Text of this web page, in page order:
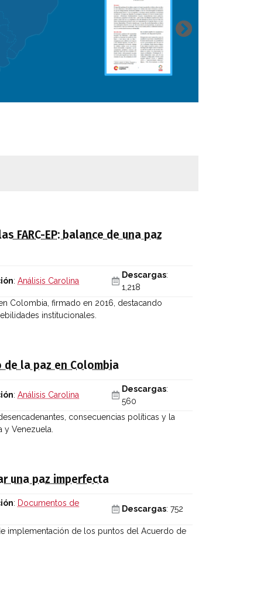
FARC-EP: balance de una paz
:Análisis Carolina
Descargas:
1,218
Colombia, firmado en 2016, destacando
institucionales.
de la paz en Colombia
:Análisis Carolina
Descargas:
560
consecuencias políticas y la
Venezuela.
una paz imperfecta
: Documentos de
Descargas: 752
implementación de los puntos del Acuerdo de